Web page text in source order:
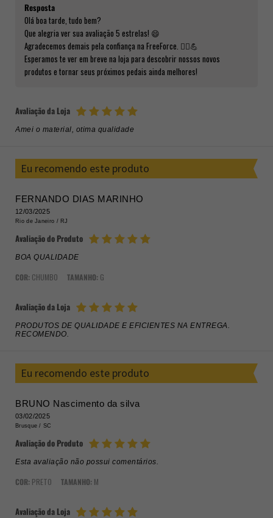
Resposta
Olá boa tarde, tudo bem?
Que alegria ver sua avaliação 5 estrelas! 😄
Agradecemos demais pela confiança na FreeForce. 🚴‍♂️💪
Esperamos te ver em breve na loja para descobrir nossos novos
produtos e tornar seus próximos pedais ainda melhores!
Avaliação da Loja
Amei o material, otima qualidade
Eu recomendo este produto
FERNANDO DIAS MARINHO
12/03/2025
Rio de Janeiro / RJ
Avaliação do Produto
BOA QUALIDADE
COR: CHUMBO TAMANHO: G
Avaliação da Loja
PRODUTOS DE QUALIDADE E EFICIENTES NA ENTREGA.
RECOMENDO.
Eu recomendo este produto
BRUNO Nascimento da silva
03/02/2025
Brusque / SC
Avaliação do Produto
Esta avaliação não possui comentários.
COR: PRETO TAMANHO: M
Avaliação da Loja